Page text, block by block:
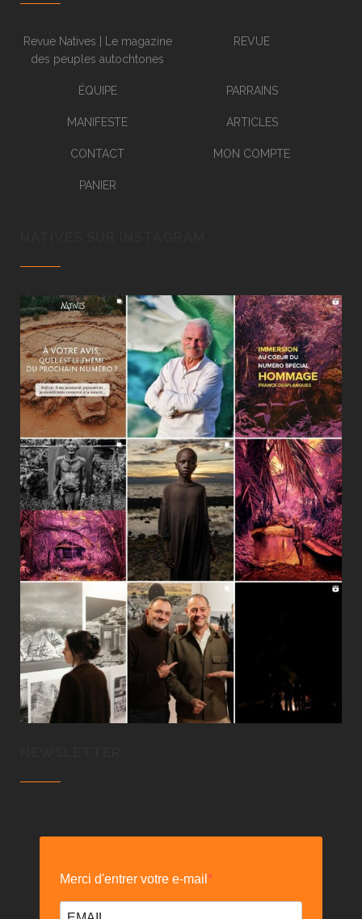
Revue Natives | Le magazine
des peuples autochtones
REVUE
ÉQUIPE PARRAINS
MANIFESTE ARTICLES
CONTACT MON COMPTE
PANIER
Merci d'entrer votre e-mail